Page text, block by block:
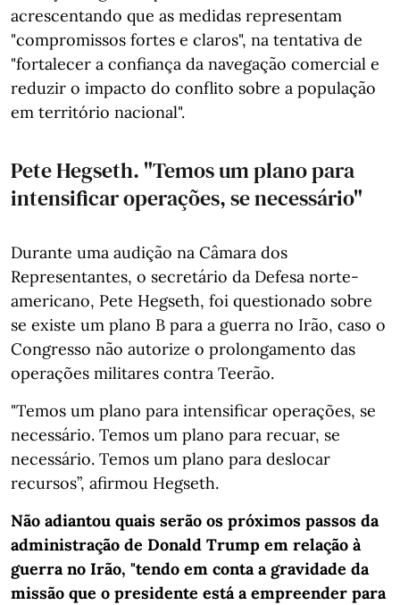
acrescentando que as medidas representam
"compromissos fortes e claros", na tentativa de
"fortalecer a confiança da navegação comercial e
reduzir o impacto do conflito sobre a população
em território nacional".
Pete Hegseth. "Temos um plano para
intensificar operações, se necessário"
Durante uma audição na Câmara dos
Representantes, o secretário da Defesa norte-
americano, Pete Hegseth, foi questionado sobre
se existe um plano B para a guerra no Irão, caso o
Congresso não autorize o prolongamento das
operações militares contra Teerão.
"Temos um plano para intensificar operações, se
necessário. Temos um plano para recuar, se
necessário. Temos um plano para deslocar
recursos”, afirmou Hegseth.
Não adiantou quais serão os próximos passos da
administração de Donald Trump em relação à
guerra no Irão, "tendo em conta a gravidade da
missão que o presidente está a empreender para